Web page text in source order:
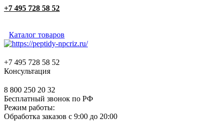
+7 495 728 58 52
Каталог товаров
+7 495 728 58 52
Консультация
8 800 250 20 32
Бесплатный звонок по РФ
Режим работы:
Обработка заказов с 9:00 до 20:00